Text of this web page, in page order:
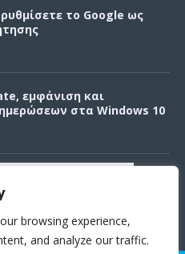
cookies
browsing experience,
and analyze our traffic.
το Google ως
εμφάνιση και
στα Windows 10
Windows 10